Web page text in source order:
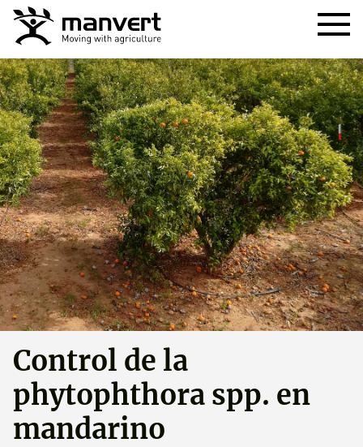
Control de la
phytophthora spp. en
mandarino